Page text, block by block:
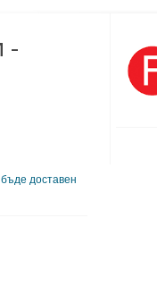
-
доставен